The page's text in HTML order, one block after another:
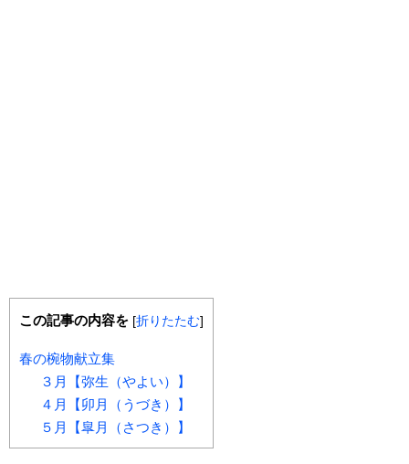
この記事の内容を [折りたたむ]
春の椀物献立集
３月【弥生（やよい）】
４月【卯月（うづき）】
５月【皐月（さつき）】